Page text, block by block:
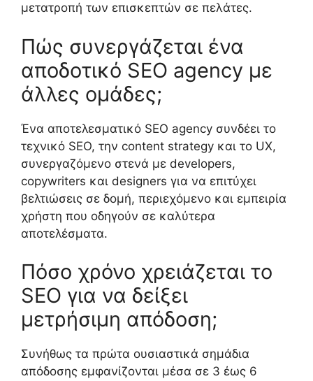
μετατροπή των επισκεπτών σε πελάτες.
Πώς συνεργάζεται ένα
αποδοτικό SEO agency με
άλλες ομάδες;
Ένα αποτελεσματικό SEO agency συνδέει το
τεχνικό SEO, την content strategy και το UX,
συνεργαζόμενο στενά με developers,
copywriters και designers για να επιτύχει
βελτιώσεις σε δομή, περιεχόμενο και εμπειρία
χρήστη που οδηγούν σε καλύτερα
αποτελέσματα.
Πόσο χρόνο χρειάζεται το
SEO για να δείξει
μετρήσιμη απόδοση;
Συνήθως τα πρώτα ουσιαστικά σημάδια
απόδοσης εμφανίζονται μέσα σε 3 έως 6